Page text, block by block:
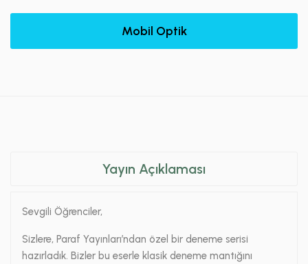
Mobil Optik
Yayın Açıklaması
Sevgili Öğrenciler,
Sizlere, Paraf Yayınları’ndan özel bir deneme serisi
hazırladık. Bizler bu eserle klasik deneme mantığını